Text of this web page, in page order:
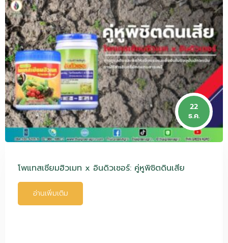
22
ธ.ค.
โพแทสเซียมฮิวเมท x อินดิวเซอร์: คู่หูพิชิตดินเสีย
อ่านเพิ่มเติม